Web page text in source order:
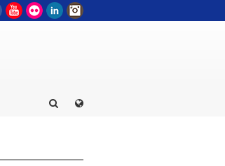
FacebookYouTube
Flickr LinkedIn